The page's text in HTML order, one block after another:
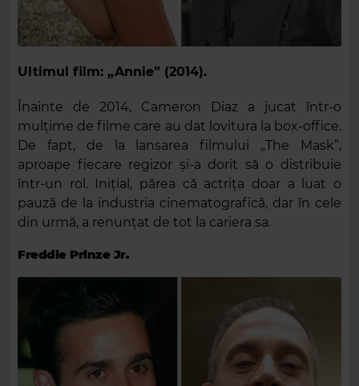
Ultimul film: „Annie” (2014).
Înainte de 2014, Cameron Diaz a jucat într-o
mulțime de filme care au dat lovitura la box-office.
De fapt, de la lansarea filmului „The Mask”,
aproape fiecare regizor și-a dorit să o distribuie
într-un rol. Inițial, părea că actrița doar a luat o
pauză de la industria cinematografică, dar în cele
din urmă, a renunțat de tot la cariera sa.
Freddie Prinze Jr.